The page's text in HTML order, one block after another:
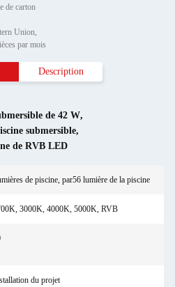
de carton
Union,
par mois
Description
de 42 W,
submersible,
de RVB LED
de piscine, par56 lumière de la piscine
3000K, 4000K, 5000K, RVB
du projet